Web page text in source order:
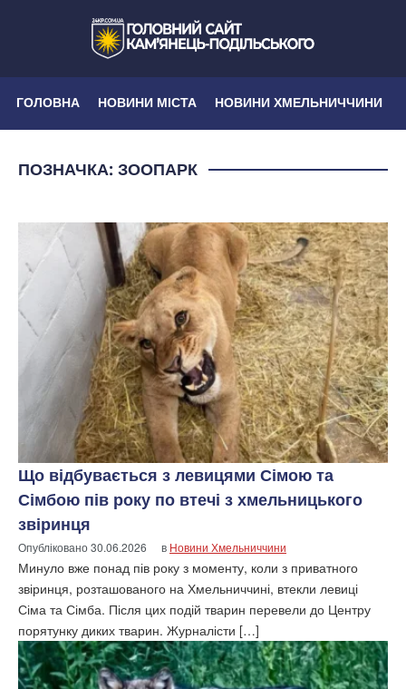
ГОЛОВНА НОВИНИ МІСТА НОВИНИ ХМЕЛЬНИЧЧИНИ
ПОЗНАЧКА: ЗООПАРК
Що відбувається з левицями Сімою та
Сімбою пів року по втечі з хмельницького
звіринця
Опубліковано30.06.2026 в Новини Хмельниччини
Минуло вже понад пів року з моменту, коли з приватного
звіринця, розташованого на Хмельниччині, втекли левиці
Сіма та Сімба. Після цих подій тварин перевели до Центру
порятунку диких тварин. Журналісти […]